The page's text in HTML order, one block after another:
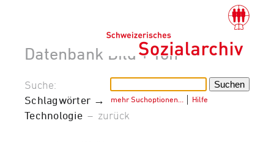
Datenbank Bild + Ton
mehr Suchoptionen… Hilfe
Suche:
Schlagwörter →
Technologie– zurück